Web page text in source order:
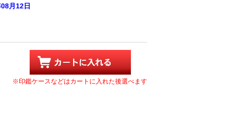
月12日
※印鑑ケースなどはカートに入れた後選べます